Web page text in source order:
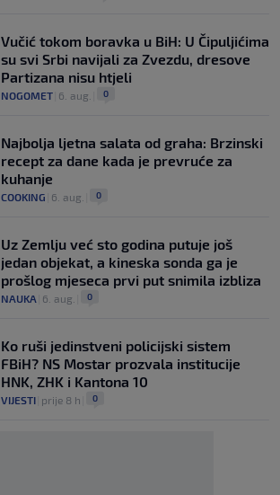
Vučić tokom boravka u BiH: U Čipuljićima
su svi Srbi navijali za Zvezdu, dresove
Partizana nisu htjeli
NOGOMET 6. aug. 0
Najbolja ljetna salata od graha: Brzinski
recept za dane kada je prevruće za
kuhanje
COOKING 6. aug. 0
Uz Zemlju već sto godina putuje još
jedan objekat, a kineska sonda ga je
prošlog mjeseca prvi put snimila izbliza
NAUKA 6. aug. 0
Ko ruši jedinstveni policijski sistem
FBiH? NS Mostar prozvala institucije
HNK, ZHK i Kantona 10
VIJESTI prije 8 h 0